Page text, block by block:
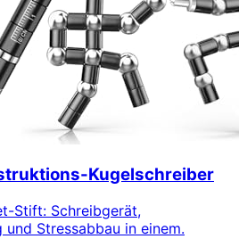
Kugelschreiber
Stift: Schreibgerät,
Stressabbau in einem.